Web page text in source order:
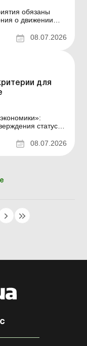
обязаны
о движении
08.07.2026
для
статуса
Больше по теме:
принятые в
08.07.2026